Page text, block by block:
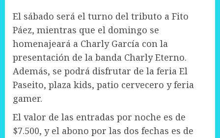
El sábado será el turno del tributo a Fito
Páez, mientras que el domingo se
homenajeará a Charly García con la
presentación de la banda Charly Eterno.
Además, se podrá disfrutar de la feria El
Paseito, plaza kids, patio cervecero y feria
gamer.
El valor de las entradas por noche es de
$7.500, y el abono por las dos fechas es de